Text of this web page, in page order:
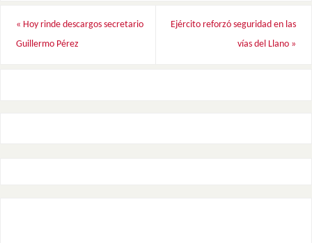
« Hoy rinde descargos secretario
Guillermo Pérez
Ejército reforzó seguridad en las
vías del Llano »